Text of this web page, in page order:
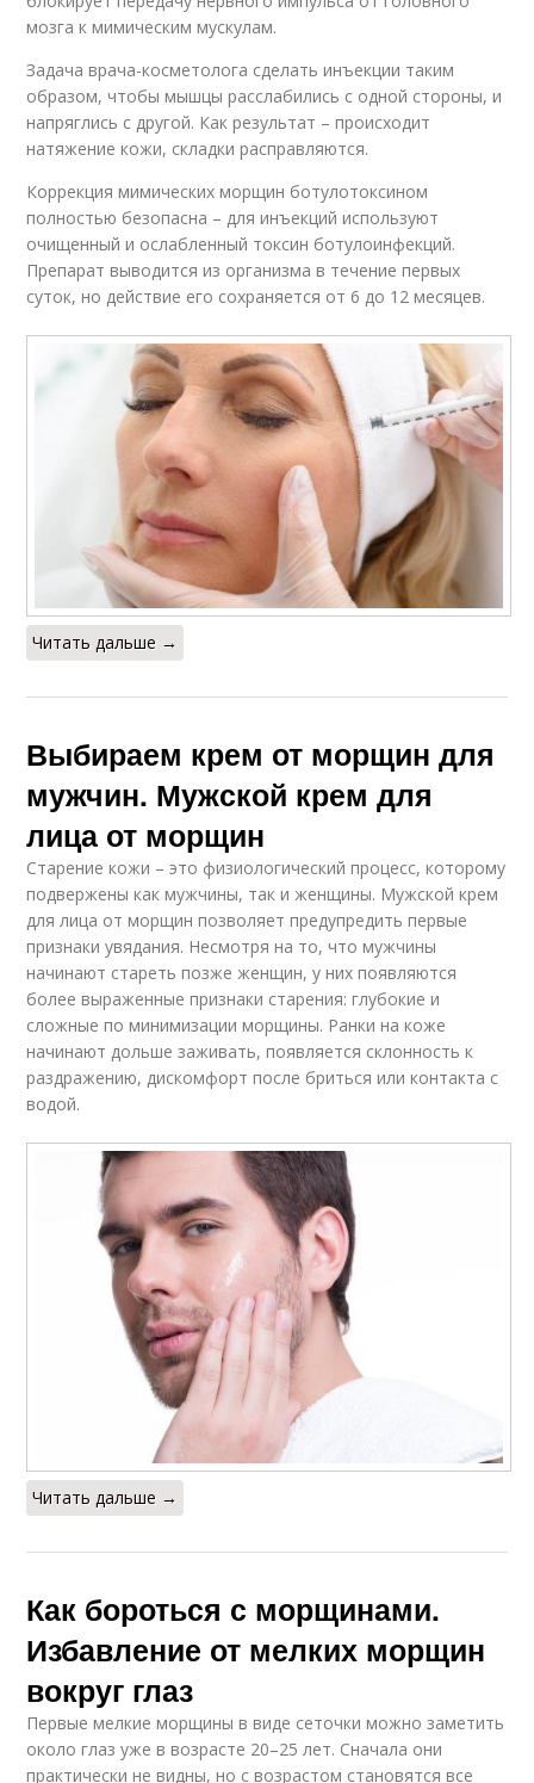
мозга к мимическим мускулам.
Задача врача-косметолога сделать инъекции таким
образом, чтобы мышцы расслабились с одной стороны, и
напряглись с другой. Как результат – происходит
натяжение кожи, складки расправляются.
Коррекция мимических морщин ботулотоксином
полностью безопасна – для инъекций используют
очищенный и ослабленный токсин ботулоинфекций.
Препарат выводится из организма в течение первых
суток, но действие его сохраняется от 6 до 12 месяцев.
Читать дальше →
Выбираем крем от морщин для
мужчин. Мужской крем для
лица от морщин
Старение кожи – это физиологический процесс, которому
подвержены как мужчины, так и женщины. Мужской крем
для лица от морщин позволяет предупредить первые
признаки увядания. Несмотря на то, что мужчины
начинают стареть позже женщин, у них появляются
более выраженные признаки старения: глубокие и
сложные по минимизации морщины. Ранки на коже
начинают дольше заживать, появляется склонность к
раздражению, дискомфорт после бриться или контакта с
водой.
Читать дальше →
Как бороться с морщинами.
Избавление от мелких морщин
вокруг глаз
Первые мелкие морщины в виде сеточки можно заметить
около глаз уже в возрасте 20–25 лет. Сначала они
практически не видны, но с возрастом становятся все